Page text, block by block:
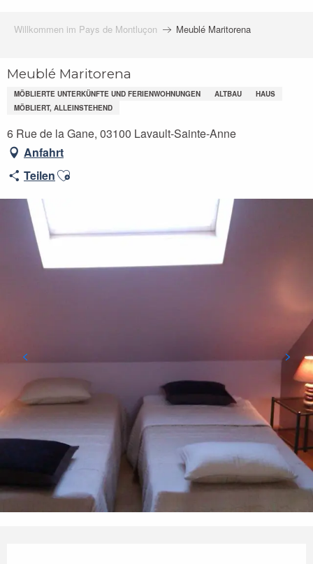
Willkommen im Pays de Montluçon Meublé Maritorena
Meublé Maritorena
MÖBLIERTE UNTERKÜNFTE UND FERIENWOHNUNGEN ALTBAU
HAUS
MÖBLIERT, ALLEINSTEHEND
6 Rue de la Gane, 03100 Lavault-Sainte-Anne
Anfahrt
TeilenAjouter aux favoris